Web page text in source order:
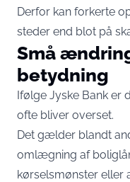
Derfor kan forkerte
steder end blot på
Små
betydning
Ifølge Jyske Bank er
ofte bliver overset.
Det gælder blandt
omlægning af
kørselsmønster eller